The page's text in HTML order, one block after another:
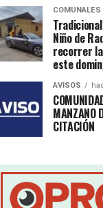
COMUNALES
Niño de
recorrer
este
AVISOS
MANZANO
CITACIÓN